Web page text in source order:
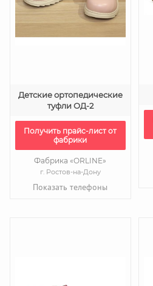
Детские ортопедические
туфли ОД-2
Получить прайс-лист от
фабрики
Фабрика «ORLINE»
г. Ростов-на-Дону
Показать телефоны